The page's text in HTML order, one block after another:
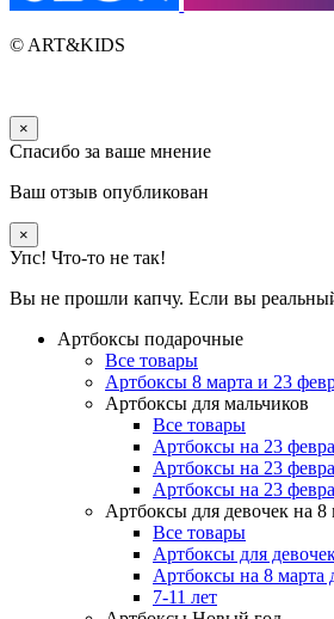
© ART&KIDS
×
Спасибо за ваше мнение
Ваш отзыв опубликован
×
Упс! Что-то не так!
Вы не прошли капчу. Если вы
Артбоксы подарочные
Все товары
Артбоксы 8 марта и 23
Артбоксы для мальчиков
Все товары
Артбоксы на 23
Артбоксы на 23
Артбоксы на 23
Артбоксы для девочек на 8
Все товары
Артбоксы для
Артбоксы на 8 марта
7-11 лет